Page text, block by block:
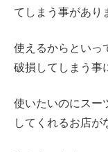
てしまう事があり
使えるからといっ
破損してしまう
使いたいのにスー
してくれるお店が